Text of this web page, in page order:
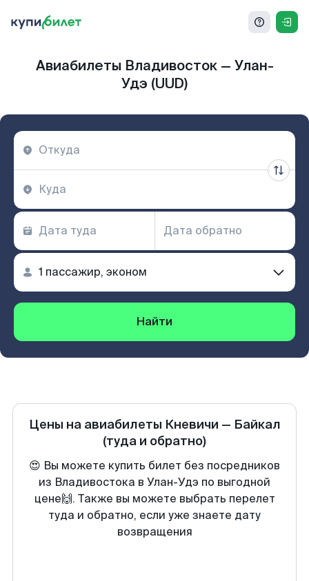
Авиабилеты Владивосток — Улан-
Удэ (UUD)
Найти
Цены на авиабилеты Кневичи — Байкал
(туда и обратно)
😍 Вы можете купить билет без посредников
из Владивостока в Улан-Удэ по выгодной
цене🙌. Также вы можете выбрать перелет
туда и обратно, если уже знаете дату
возвращения